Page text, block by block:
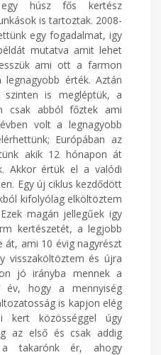
egy húsz fős kertész
is tartoztak. 2008-
egy fogadalmat, igy
mutatva amit lehet
ami ott a farmon
érték. Aztán
szinten is megléptük, a
csak abból főztek ami
volt a legnagyobb
Európában az
akik 12 hónapon át
Akkor értük el a valódi
Egy új ciklus kezdődött
kifolyólag elköltöztem
magán jellegűek igy
kertészetét, a legjobb
át, ami 10 évig nagyrészt
visszaköltöztem és újra
jó irányba mennek a
év, hogy a mennyiség
is kapjon elég
kert közösséggel úgy
az első és csak addig
a takarónk ér, ahogy